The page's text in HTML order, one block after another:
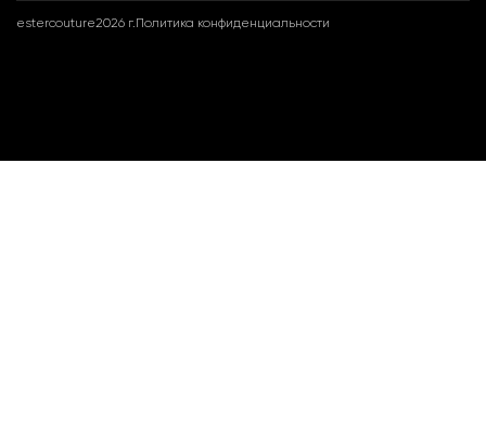
estercouture2026 г. Политика конфиденциальности